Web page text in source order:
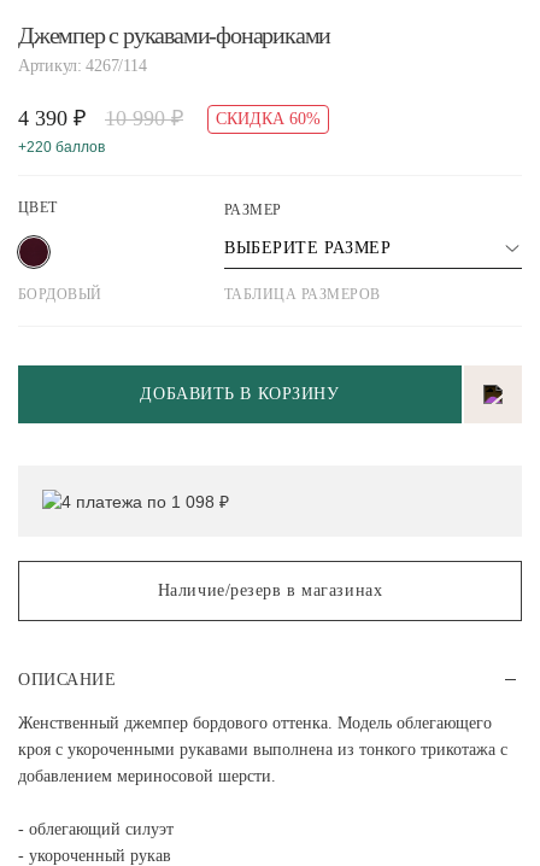
Джемпер с рукавами-фонариками
Артикул: 4267/114
4 390 ₽ 10 990 ₽ СКИДКА 60%
+220 баллов
ЦВЕТ
БОРДОВЫЙ
РАЗМЕР
ВЫБЕРИТЕ РАЗМЕР
ТАБЛИЦА РАЗМЕРОВ
ДОБАВИТЬ В КОРЗИНУ
4 платежа по 1 098 ₽
Наличие/резерв в магазинах
ОПИСАНИЕ
Женственный джемпер бордового оттенка. Модель облегающего
кроя с укороченными рукавами выполнена из тонкого трикотажа с
добавлением мериносовой шерсти.
- облегающий силуэт
- укороченный рукав